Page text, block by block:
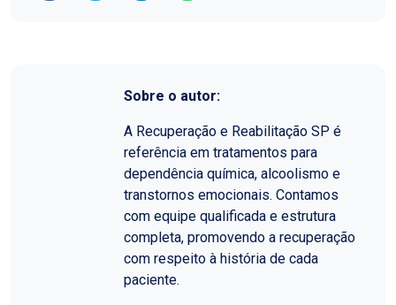
Sobre o autor:
A Recuperação e Reabilitação SP é
referência em tratamentos para
dependência química, alcoolismo e
transtornos emocionais. Contamos
com equipe qualificada e estrutura
completa, promovendo a recuperação
com respeito à história de cada
paciente.